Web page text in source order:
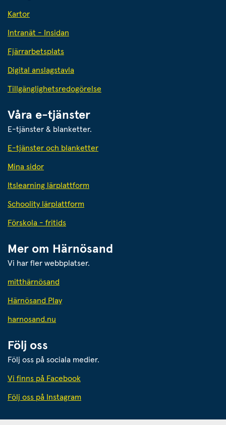
Kartor
Intranät - Insidan
Fjärrarbetsplats
Digital anslagstavla
Tillgänglighetsredogörelse
Våra e-tjänster
E-tjänster & blanketter.
E-tjänster och blanketter
Mina sidor
Itslearning lärplattform
Schoolity lärplattform
Förskola - fritids
Mer om Härnösand
Vi har fler webbplatser.
mitthärnösand
Härnösand Play
harnosand.nu
Följ oss
Följ oss på sociala medier.
Vi finns på Facebook
Följ oss på Instagram